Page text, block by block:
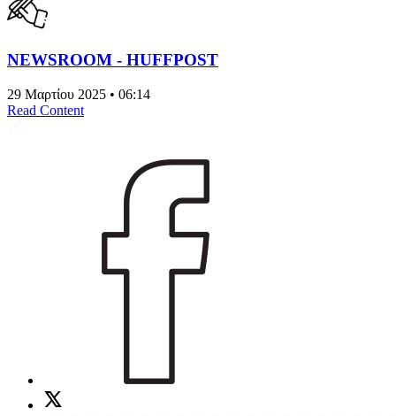
NEWSROOM - HUFFPOST
29 Μαρτίου 2025 • 06:14
Read Content